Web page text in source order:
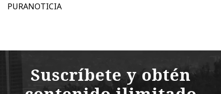
PURANOTICIA